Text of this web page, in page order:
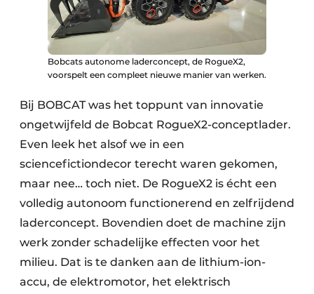
Bobcats autonome laderconcept, de RogueX2,
voorspelt een compleet nieuwe manier van werken.
Bij BOBCAT was het toppunt van innovatie
ongetwijfeld de Bobcat RogueX2-conceptlader.
Even leek het alsof we in een
sciencefictiondecor terecht waren gekomen,
maar nee… toch niet. De RogueX2 is écht een
volledig autonoom functionerend en zelfrijdend
laderconcept. Bovendien doet de machine zijn
werk zonder schadelijke effecten voor het
milieu. Dat is te danken aan de lithium-ion-
accu, de elektromotor, het elektrisch